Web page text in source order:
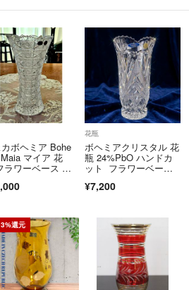
きます。その為、ご購入いただいた後に
合がございます。
入してくだされれば幸いです！
ボヘミア Bohe
マイア 花
ラワーベース 新
花瓶
ボヘミアクリスタル 花
瓶 24%PbO ハンドカ
ット フラワーベー
¥7,200
3%還元